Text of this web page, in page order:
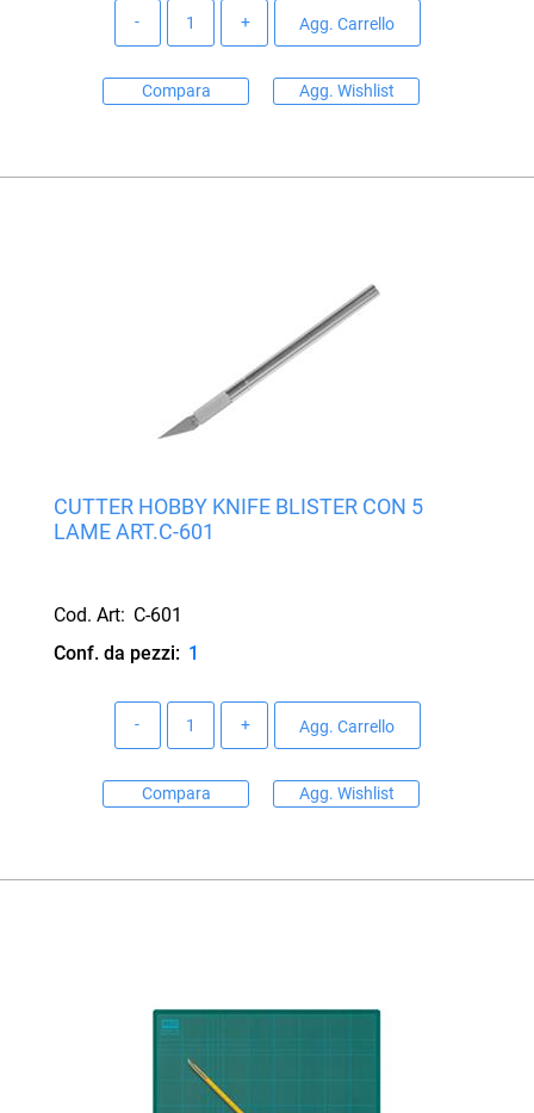
Agg. Carrello
Compara Agg. Wishlist
CUTTER HOBBY KNIFE BLISTER CON 5
LAME ART.C-601
Cod. Art: C-601
Conf. da pezzi: 1
Agg. Carrello
Compara Agg. Wishlist